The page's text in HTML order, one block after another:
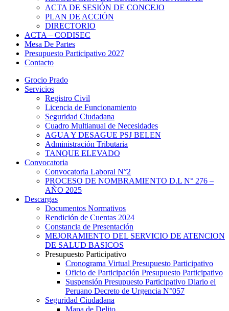
ACTA DE SESIÓN DE CONCEJO
PLAN DE ACCIÓN
DIRECTORIO
ACTA – CODISEC
Mesa De Partes
Presupuesto Participativo 2027
Contacto
Grocio Prado
Servicios
Registro Civil
Licencia de Funcionamiento
Seguridad Ciudadana
Cuadro Multianual de Necesidades
AGUA Y DESAGUE PSJ BELEN
Administración Tributaria
TANQUE ELEVADO
Convocatoria
Convocatoria Laboral N°2
PROCESO DE NOMBRAMIENTO D.L N° 276 –
AÑO 2025
Descargas
Documentos Normativos
Rendición de Cuentas 2024
Constancia de Presentación
MEJORAMIENTO DEL SERVICIO DE ATENCION
DE SALUD BASICOS
Presupuesto Participativo
Cronograma Virtual Presupuesto Participativo
Oficio de Participación Presupuesto Participativo
Suspensión Presupuesto Participativo Diario el
Peruano Decreto de Urgencia N°057
Seguridad Ciudadana